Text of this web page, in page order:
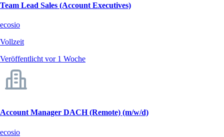
Team Lead Sales (Account Executives)
ecosio
Vollzeit
Veröffentlicht vor 1 Woche
Account Manager DACH (Remote) (m/w/d)
ecosio